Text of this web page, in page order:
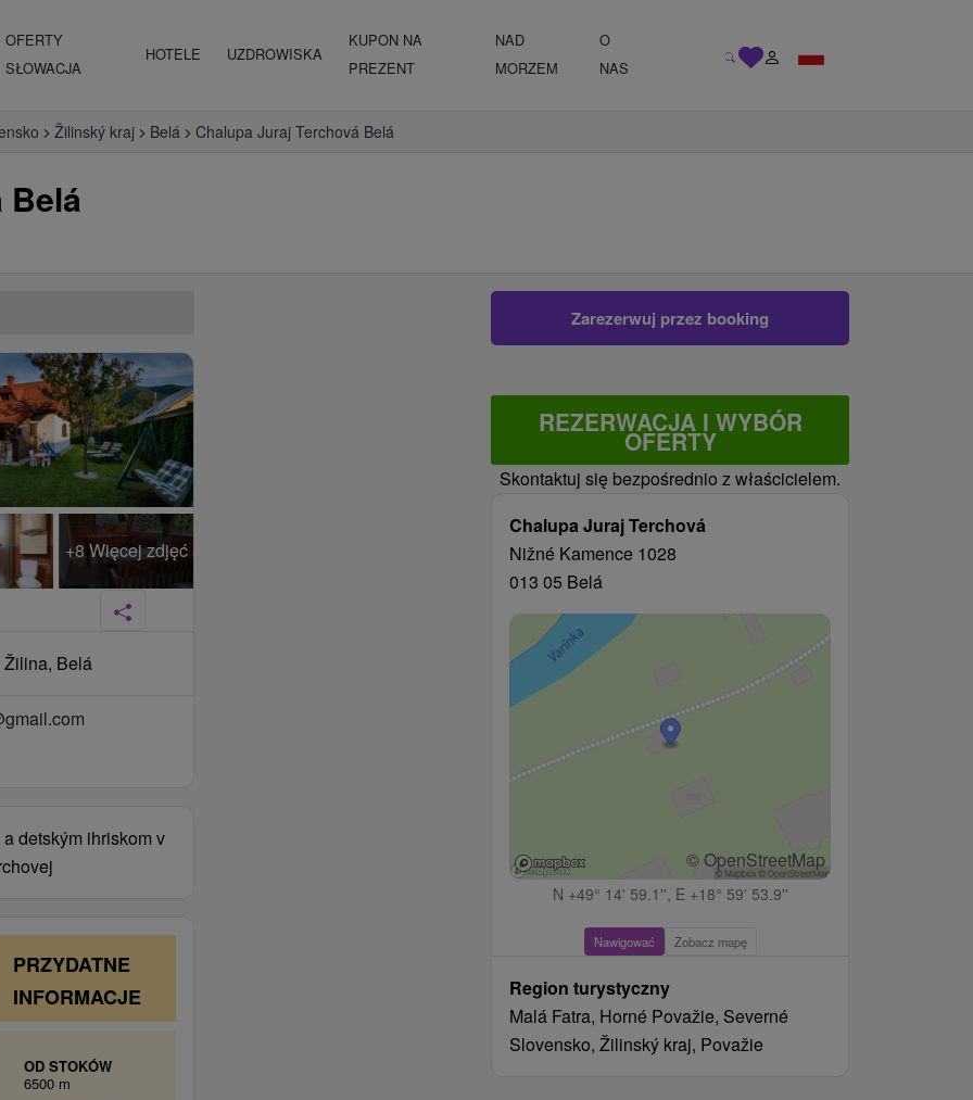
OFERTY
SŁOWACJA
HOTELE UZDROWISKA
KUPON NA
PREZENT
NAD
MORZEM
O
NAS
Žilinský kraj Belá Chalupa Juraj Terchová Belá
Belá
Zarezerwuj przez booking
REZERWACJA I WYBÓR
OFERTY
Skontaktuj się bezpośrednio z właścicielem.
Chalupa Juraj Terchová
Nižné Kamence 1028
013 05 Belá
© OpenStreetMap
N +49° 14' 59.1'', E +18° 59' 53.9''
Nawigować Zobacz mapę
Region turystyczny
Malá Fatra, Horné Považie, Severné
Slovensko, Žilinský kraj, Považie
+8 Więcej zdjęć
Belá
detským ihriskom v
PRZYDATNE
INFORMACJE
OD STOKÓW
6500 m